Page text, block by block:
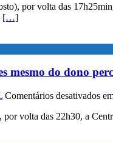
por volta das
[…]
mesmo do dono
Comentários desativados
volta das 22h30, a